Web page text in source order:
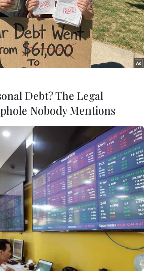
#Barcelona
#Denis Suarez
Debt? The Legal
Nobody Mentions